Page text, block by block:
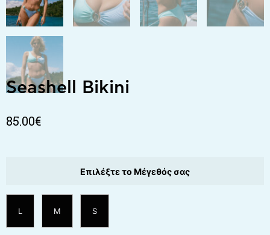
Seashell Bikini
85.00€
Επιλέξτε το Μέγεθός σας
L M S